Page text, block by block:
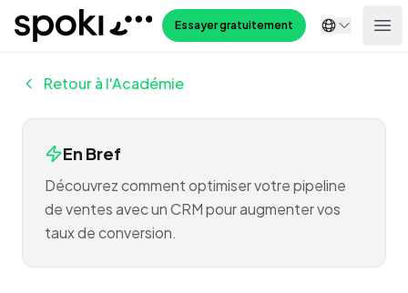
Spoki Essayer gratuitement
Retour à l'Académie
En Bref
Découvrez comment optimiser votre pipeline
de ventes avec un CRM pour augmenter vos
taux de conversion.